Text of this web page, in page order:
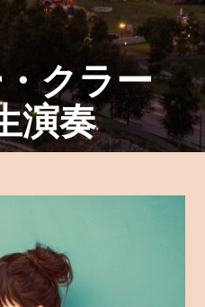
クラー
演奏